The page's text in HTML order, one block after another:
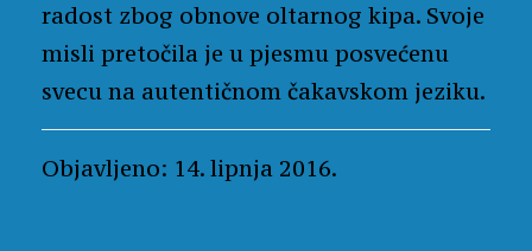
radost zbog obnove oltarnog kipa. Svoje
misli pretočila je u pjesmu posvećenu
svecu na autentičnom čakavskom jeziku.
Objavljeno: 14. lipnja 2016.